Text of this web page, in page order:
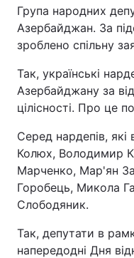
Група народних
Азербайджан. За
зроблено спільну
Так, українські
Азербайджану за
цілісності. Про це
Серед нардепів, які
Колюх, Володимир
Марченко, Мар'ян
Горобець, Микола
Слободяник.
Так, депутати в
напередодні Дня